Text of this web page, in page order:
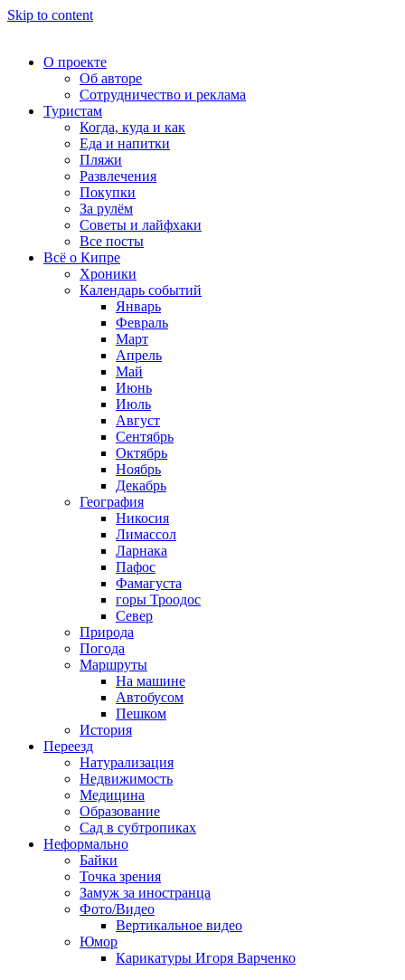
Skip to content
О проекте
Об авторе
Сотрудничество и реклама
Туристам
Когда, куда и как
Еда и напитки
Пляжи
Развлечения
Покупки
За рулём
Советы и лайфхаки
Все посты
Всё о Кипре
Хроники
Календарь событий
Январь
Февраль
Март
Апрель
Май
Июнь
Июль
Август
Сентябрь
Октябрь
Ноябрь
Декабрь
География
Никосия
Лимассол
Ларнака
Пафос
Фамагуста
горы Троодос
Север
Природа
Погода
Маршруты
На машине
Автобусом
Пешком
История
Переезд
Натурализация
Недвижимость
Медицина
Образование
Сад в субтропиках
Неформально
Байки
Точка зрения
Замуж за иностранца
Фото/Видео
Вертикальное видео
Юмор
Карикатуры Игоря Варченко